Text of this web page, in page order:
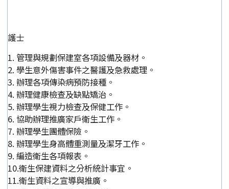
護士
1. 管理與規劃保建室各項設備及器材。
2. 學生意外傷害事件之醫護及急救處理。
3. 辦理各項傳染病預防接種。
4. 辦理健康檢查及缺點矯治。
5. 辦理學生視力檢查及保健工作。
6. 協助辦理推廣家戶衛生工作。
7. 辦理學生團體保險。
8. 辦理學生身高體重測量及潔牙工作。
9. 編造衛生各項報表。
10.衛生保建資料之分析統計事宜。
11.衛生資料之宣導與推廣。